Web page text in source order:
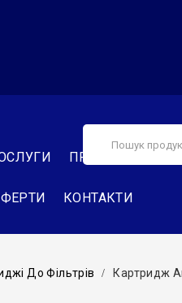
ПРО НАС
КОНТАКТИ
До Фільтрів Картридж